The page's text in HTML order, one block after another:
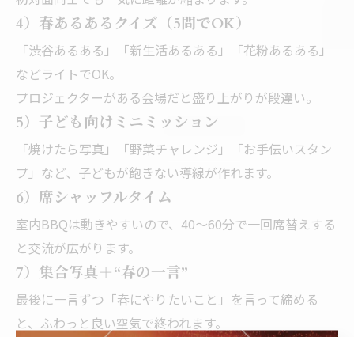
4）春あるあるクイズ（5問でOK）
「渋谷あるある」「新生活あるある」「花粉あるある」
などライトでOK。
プロジェクターがある会場だと盛り上がりが段違い。
5）子ども向けミニミッション
「焼けたら写真」「野菜チャレンジ」「お手伝いスタン
プ」など、子どもが飽きない導線が作れます。
6）席シャッフルタイム
室内BBQは動きやすいので、40〜60分で一回席替えする
と交流が広がります。
7）集合写真＋“春の一言”
最後に一言ずつ「春にやりたいこと」を言って締める
と、ふわっと良い空気で終われます。